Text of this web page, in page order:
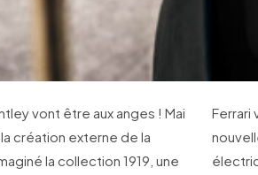
vont être aux anges ! Mai
création externe de la
la collection 1919, une
Ferrari